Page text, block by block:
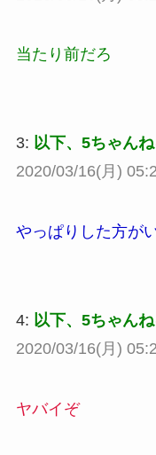
当たり前だろ
3: 以下、5ちゃん
2020/03/16(月)
やっぱりした方が
4: 以下、5ちゃん
2020/03/16(月)
ヤバイぞ